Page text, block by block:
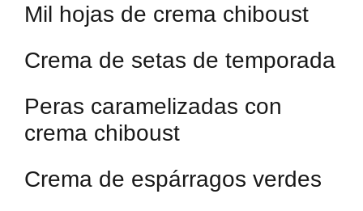
Mil hojas de crema chiboust
Crema de setas de temporada
Peras caramelizadas con
crema chiboust
Crema de espárragos verdes